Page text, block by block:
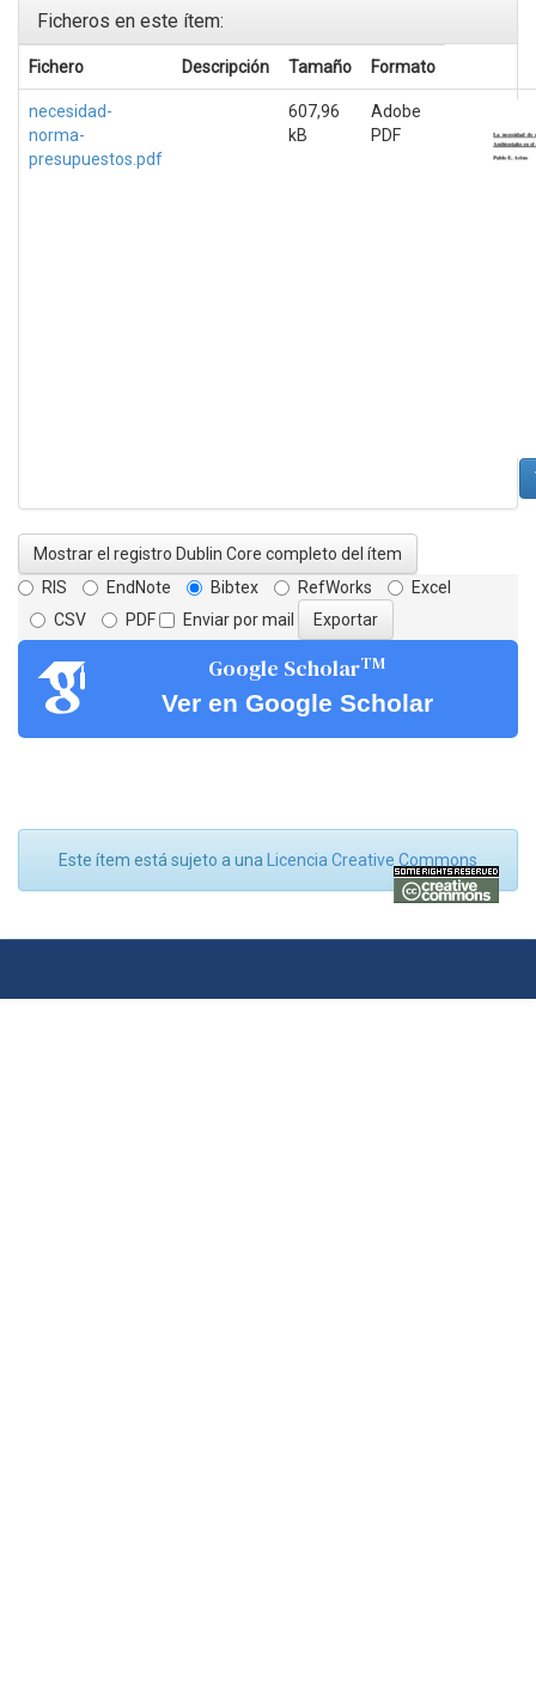
Ficheros en este ítem:
Fichero Descripción Tamaño Formato
necesidad-
norma-
presupuestos.pdf
607,96
kB
Adobe
PDF
Mostrar el registro Dublin Core completo del ítem
RIS
EndNote Bibtex RefWorks
Excel
CSV
PDF Enviar por mail
Google ScholarTM
Ver en Google Scholar
Este ítem está sujeto a una Licencia Creative Commons